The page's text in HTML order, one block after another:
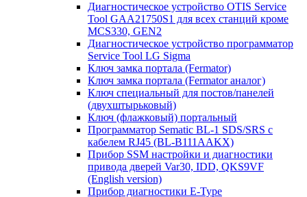
Диагностическое устройство OTIS Service
Tool GAA21750S1 для всех станций кроме
MCS330, GEN2
Диагностическое устройство программатор
Service Tool LG Sigma
Ключ замка портала (Fermator)
Ключ замка портала (Fermator аналог)
Ключ специальный для постов/панелей
(двухштырьковый)
Ключ (флажковый) портальный
Программатор Sematic BL-1 SDS/SRS с
кабелем RJ45 (BL-B111AAKX)
Прибор SSM настройки и диагностики
привода дверей Var30, IDD, QKS9VF
(English version)
Прибор диагностики E-Type